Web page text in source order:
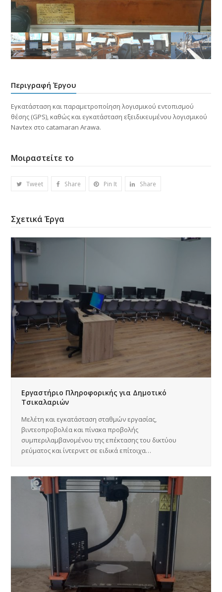
Περιγραφή Έργου
Εγκατάσταση και παραμετροποίηση λογισμικού εντοπισμού
θέσης (GPS), καθώς και εγκατάσταση εξειδικευμένου λογισμικού
Navtex στο catamaran Arawa.
Μοιραστείτε το
Tweet Share Pin It Share
Σχετικά Έργα
Εργαστήριο Πληροφορικής για Δημοτικό
Τσικαλαριών
Μελέτη και εγκατάσταση σταθμών εργασίας,
βιντεοπροβολέα και πίνακα προβολής
συμπεριλαμβανομένου της επέκτασης του δικτύου
ρεύματος και ίντερνετ σε ειδικά επίτοιχα…